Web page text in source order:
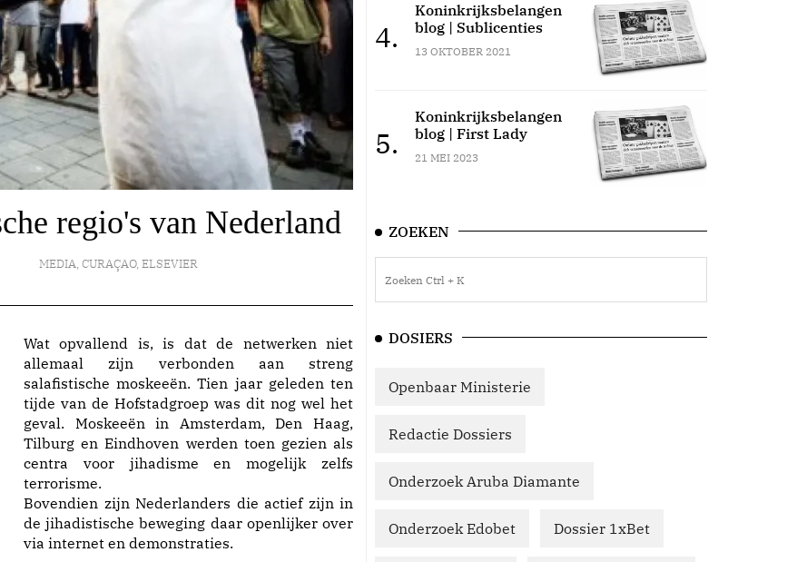
regio's van Nederland
MEDIA,CURAÇAO,ELSEVIER
Wat opvallend is, is dat de netwerken niet
allemaal zijn verbonden aan streng
salafistische moskeeën. Tien jaar geleden ten
tijde van de Hofstadgroep was dit nog wel het
geval. Moskeeën in Amsterdam, Den Haag,
Tilburg en Eindhoven werden toen gezien als
centra voor jihadisme en mogelijk zelfs
terrorisme.
Bovendien zijn Nederlanders die actief zijn in
de jihadistische beweging daar openlijker over
via internet en demonstraties.
4.
Koninkrijksbelangen
blog | Sublicenties
13 OKTOBER 2021
5.
Koninkrijksbelangen
blog | First Lady
21 MEI 2023
ZOEKEN
DOSIERS
Openbaar Ministerie
Redactie Dossiers
Onderzoek Aruba Diamante
Onderzoek Edobet Dossier 1xBet